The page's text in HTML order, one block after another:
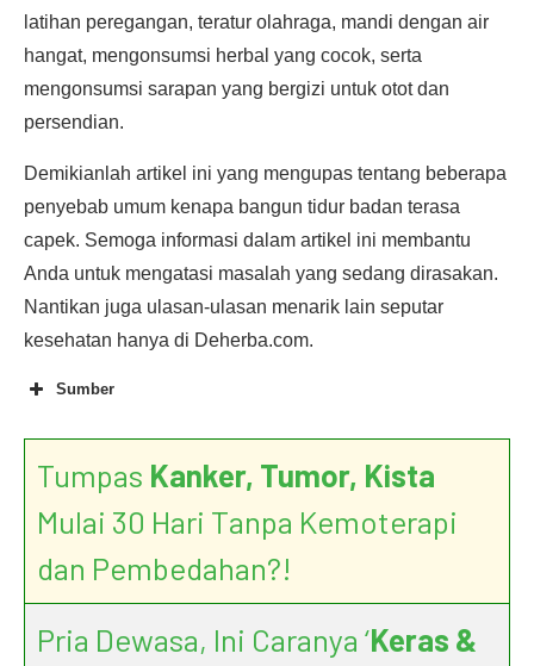
latihan peregangan, teratur olahraga, mandi dengan air
hangat, mengonsumsi herbal yang cocok, serta
mengonsumsi sarapan yang bergizi untuk otot dan
persendian.
Demikianlah artikel ini yang mengupas tentang beberapa
penyebab umum kenapa bangun tidur badan terasa
capek. Semoga informasi dalam artikel ini membantu
Anda untuk mengatasi masalah yang sedang dirasakan.
Nantikan juga ulasan-ulasan menarik lain seputar
kesehatan hanya di Deherba.com.
Sumber
Tumpas Kanker, Tumor, Kista
Mulai 30 Hari Tanpa Kemoterapi
dan Pembedahan?!
Pria Dewasa, Ini Caranya ‘Keras &